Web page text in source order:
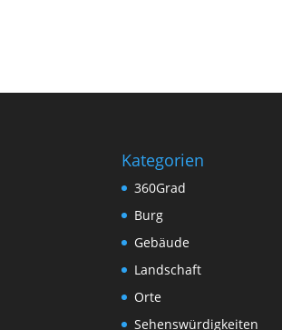
Kategorien
360Grad
Burg
Gebäude
Landschaft
Orte
Sehenswürdigkeiten